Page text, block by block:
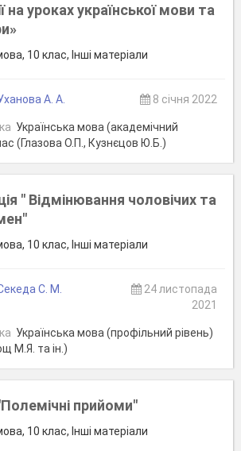
на уроках української мови та
10 клас, Інші матеріали
А. А. 8 січня 2022
Українська мова (академічний
(Глазова О.П., Кузнєцов Ю.Б.)
" Відмінювання чоловічих та
10 клас, Інші матеріали
С. М.
24 листопада
2021
Українська мова (профільний рівень)
М.Я. та ін.)
прийоми"
10 клас, Інші матеріали